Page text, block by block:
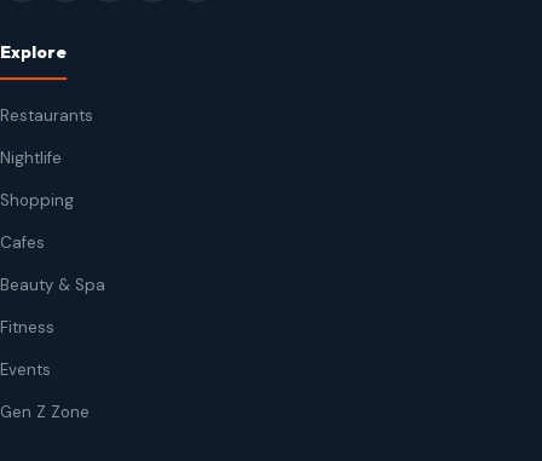
Explore
Restaurants
Nightlife
Shopping
Cafes
Beauty & Spa
Fitness
Events
Gen Z Zone